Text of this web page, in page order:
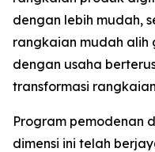
dengan lebih mudah,
rangkaian mudah alih
dengan usaha
transformasi
Program pemodenan
dimensi ini telah